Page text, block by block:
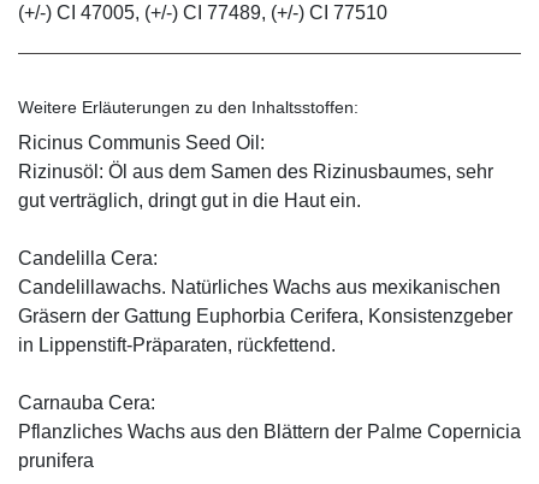
(+/-) CI 47005, (+/-) CI 77489, (+/-) CI 77510
Weitere Erläuterungen zu den Inhaltsstoffen:
Ricinus Communis Seed Oil:
Rizinusöl: Öl aus dem Samen des Rizinusbaumes, sehr
gut verträglich, dringt gut in die Haut ein.
Candelilla Cera:
Candelillawachs. Natürliches Wachs aus mexikanischen
Gräsern der Gattung Euphorbia Cerifera, Konsistenzgeber
in Lippenstift-Präparaten, rückfettend.
Carnauba Cera:
Pflanzliches Wachs aus den Blättern der Palme Copernicia
prunifera